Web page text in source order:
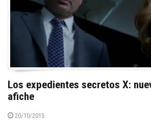
Los expedientes secretos X:
afiche
20/10/2015